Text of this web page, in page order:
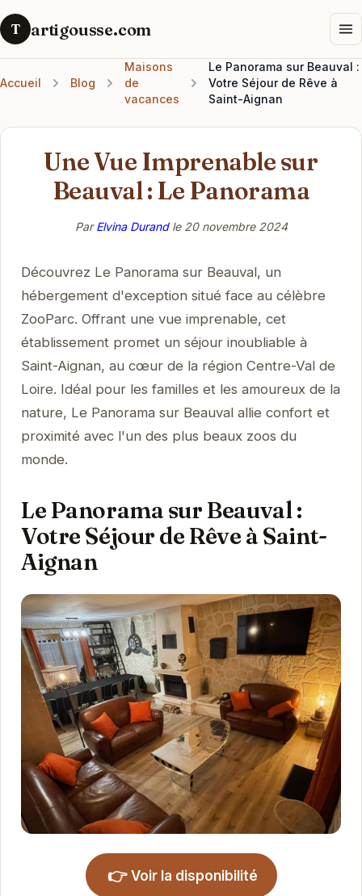
T artigousse.com
Accueil Blog
Maisons
de
vacances
Le Panorama sur Beauval :
Votre Séjour de Rêve à
Saint-Aignan
Une Vue Imprenable sur
Beauval : Le Panorama
ParElvina Durandle 20 novembre 2024
Découvrez Le Panorama sur Beauval, un
hébergement d'exception situé face au célèbre
ZooParc. Offrant une vue imprenable, cet
établissement promet un séjour inoubliable à
Saint-Aignan, au cœur de la région Centre-Val de
Loire. Idéal pour les familles et les amoureux de la
nature, Le Panorama sur Beauval allie confort et
proximité avec l'un des plus beaux zoos du
monde.
Le Panorama sur Beauval :
Votre Séjour de Rêve à Saint-
Aignan
👉 Voir la disponibilité